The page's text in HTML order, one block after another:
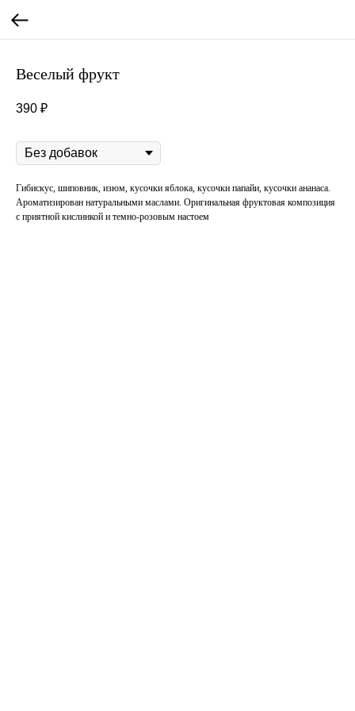
Веселый фрукт
390 ₽
Гибискус, шиповник, изюм, кусочки яблока, кусочки папайи, кусочки ананаса.
Ароматизирован натуральными маслами. Оригинальная фруктовая композиция
с приятной кислинкой и темно-розовым настоем